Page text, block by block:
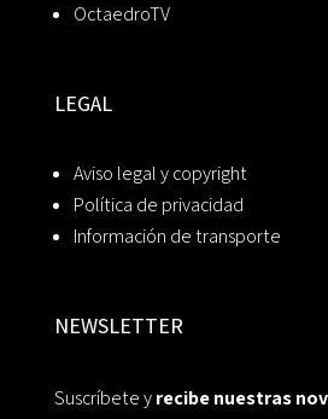
OctaedroTV
LEGAL
Aviso legal y copyright
Política de privacidad
Información de transporte
NEWSLETTER
Suscríbete yrecibe nuestras